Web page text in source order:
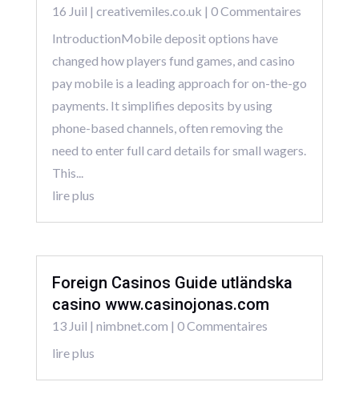
16 Juil | creativemiles.co.uk | 0 Commentaires
IntroductionMobile deposit options have
changed how players fund games, and casino
pay mobile is a leading approach for on-the-go
payments. It simplifies deposits by using
phone-based channels, often removing the
need to enter full card details for small wagers.
This...
lire plus
Foreign Casinos Guide utländska
casino www.casinojonas.com
13 Juil | nimbnet.com | 0 Commentaires
lire plus